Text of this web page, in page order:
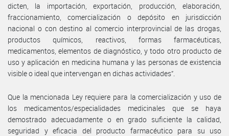
dicten, la importación, exportación, producción, elaboración,
fraccionamiento, comercialización o depósito en jurisdicción
nacional o con destino al comercio interprovincial de las drogas,
productos químicos, reactivos, formas farmacéuticas,
medicamentos, elementos de diagnóstico, y todo otro producto de
uso y aplicación en medicina humana y las personas de existencia
visible o ideal que intervengan en dichas actividades”.
Que la mencionada Ley requiere para la comercialización y uso de
los medicamentos/especialidades medicinales que se haya
demostrado adecuadamente o en grado suficiente la calidad,
seguridad y eficacia del producto farmacéutico para su uso